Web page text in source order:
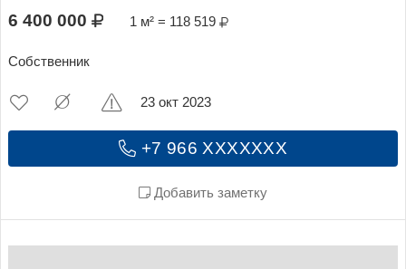
6 400 000 1 м² = 118 519
Собственник
+7 966 XXXXXXX
Добавить заметку
23 окт 2023